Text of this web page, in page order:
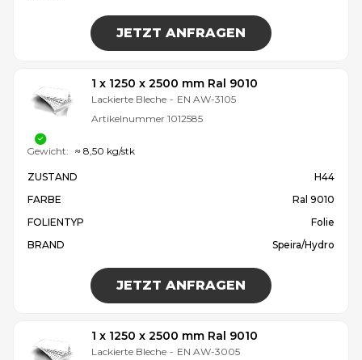
JETZT ANFRAGEN
1 x 1250 x 2500 mm Ral 9010
Lackierte Bleche - EN AW-3105
Artikelnummer 1012585
ZUSTAND
H44
FARBE
Ral 9010
FOLIENTYP
Folie
BRAND
Speira/Hydro
JETZT ANFRAGEN
Gewicht: ≈ 8,50 kg/stk
1 x 1250 x 2500 mm Ral 9010
Lackierte Bleche - EN AW-3005